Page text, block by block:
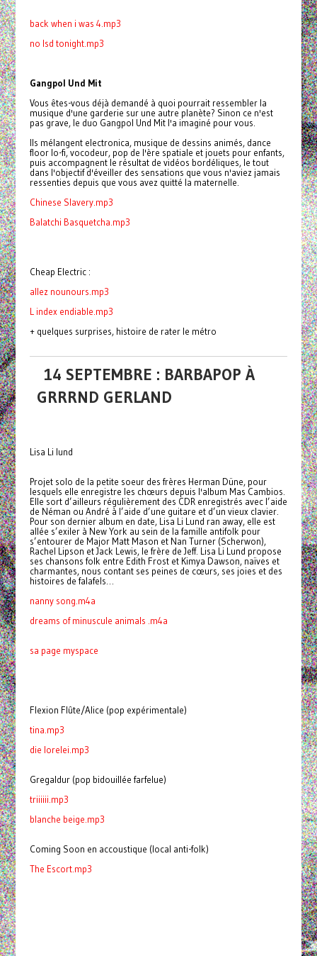
back when i was 4.mp3
no lsd tonight.mp3
Gangpol Und Mit
Vous êtes-vous déjà demandé à quoi pourrait ressembler la
musique d'une garderie sur une autre planète? Sinon ce n'est
pas grave, le duo Gangpol Und Mit l'a imaginé pour vous.
Ils mélangent electronica, musique de dessins animés, dance
floor lo-fi, vocodeur, pop de l'ère spatiale et jouets pour enfants,
puis accompagnent le résultat de vidéos bordéliques, le tout
dans l'objectif d'éveiller des sensations que vous n'aviez jamais
ressenties depuis que vous avez quitté la maternelle.
Chinese Slavery.mp3
Balatchi Basquetcha.mp3
Cheap Electric :
allez nounours.mp3
L index endiable.mp3
+ quelques surprises, histoire de rater le métro
14 SEPTEMBRE : BARBAPOP À
GRRRND GERLAND
Lisa Li lund
Projet solo de la petite soeur des frères Herman Düne, pour
lesquels elle enregistre les chœurs depuis l'album Mas Cambios.
Elle sort d’ailleurs régulièrement des CDR enregistrés avec l’aide
de Néman ou André à l’aide d’une guitare et d’un vieux clavier.
Pour son dernier album en date, Lisa Li Lund ran away, elle est
allée s’exiler à New York au sein de la famille antifolk pour
s’entourer de Major Matt Mason et Nan Turner (Scherwon),
Rachel Lipson et Jack Lewis, le frère de Jeff. Lisa Li Lund propose
ses chansons folk entre Edith Frost et Kimya Dawson, naïves et
charmantes, nous contant ses peines de cœurs, ses joies et des
histoires de falafels…
nanny song.m4a
dreams of minuscule animals .m4a
sa page myspace
Flexion Flûte/Alice (pop expérimentale)
tina.mp3
die lorelei.mp3
Gregaldur (pop bidouillée farfelue)
triiiiii.mp3
blanche beige.mp3
Coming Soon en accoustique (local anti-folk)
The Escort.mp3